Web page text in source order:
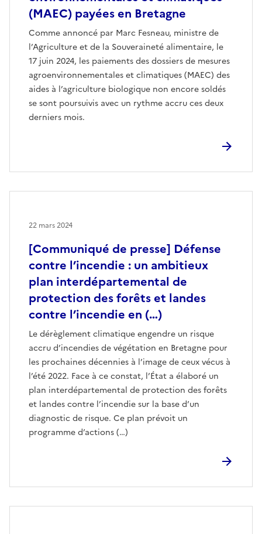
(MAEC) payées en Bretagne
Comme annoncé par Marc Fesneau, ministre de
l’Agriculture et de la Souveraineté alimentaire, le
17 juin 2024, les paiements des dossiers de mesures
agroenvironnementales et climatiques (MAEC) des
aides à l’agriculture biologique non encore soldés
se sont poursuivis avec un rythme accru ces deux
derniers mois.
[Communiqué de presse] Défense
contre l’incendie : un ambitieux
plan interdépartemental de
protection des forêts et landes
contre l’incendie en (…)
Le dérèglement climatique engendre un risque
accru d’incendies de végétation en Bretagne pour
les prochaines décennies à l’image de ceux vécus à
l’été 2022. Face à ce constat, l’État a élaboré un
plan interdépartemental de protection des forêts
et landes contre l’incendie sur la base d’un
diagnostic de risque. Ce plan prévoit un
programme d’actions (…)
22 mars 2024